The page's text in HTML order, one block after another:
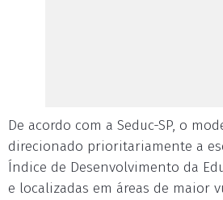
De acordo com a Seduc-SP, o
direcionado prioritariamente a
Índice de Desenvolvimento da
e localizadas em áreas de maior